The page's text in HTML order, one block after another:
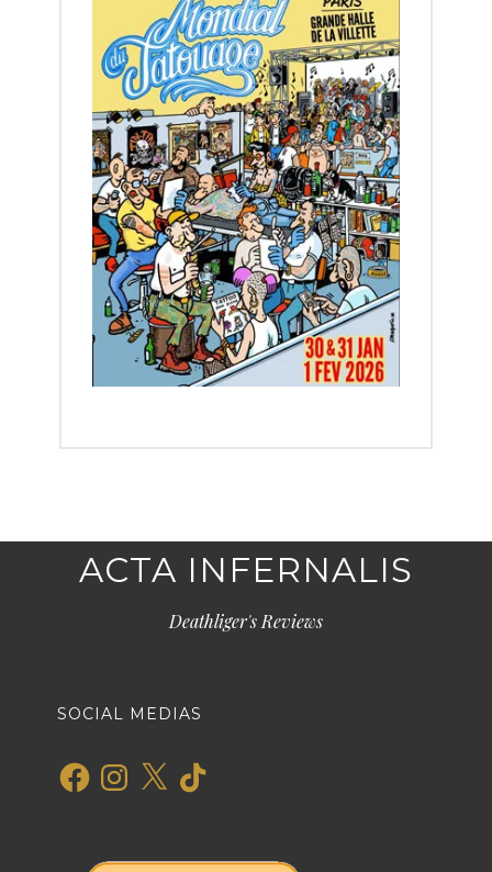
ACTA INFERNALIS
Deathliger's Reviews
SOCIAL MEDIAS
FacebookInstagram
X TikTok